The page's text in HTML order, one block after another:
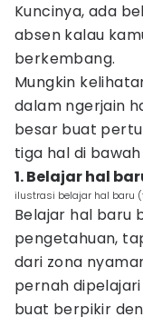
Kuncinya, ada
absen kalau
berkembang.
Mungkin
dalam ngerjain
besar buat
tiga hal di
1. Belajar hal
ilustrasi belajar hal baru
Belajar hal baru
pengetahuan,
dari zona
pernah
buat berpikir